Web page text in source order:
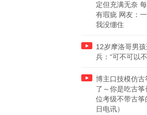
定但充满无奈
有瑕疵 网友：
我没绷住
12岁摩洛哥男
兵：“可不可以
博主口技模仿古
了～你是吃古筝
位考级不带古筝
日电讯）